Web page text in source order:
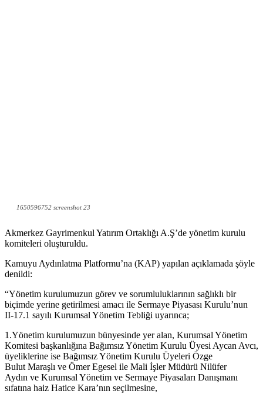
1650596752 screenshot 23
Akmerkez Gayrimenkul Yatırım Ortaklığı A.Ş’de yönetim kurulu
komiteleri oluşturuldu.
Kamuyu Aydınlatma Platformu’na (KAP) yapılan açıklamada şöyle
denildi:
“Yönetim kurulumuzun görev ve sorumluluklarının sağlıklı bir
biçimde yerine getirilmesi amacı ile Sermaye Piyasası Kurulu’nun
II-17.1 sayılı Kurumsal Yönetim Tebliği uyarınca;
1.Yönetim kurulumuzun bünyesinde yer alan, Kurumsal Yönetim
Komitesi başkanlığına Bağımsız Yönetim Kurulu Üyesi Aycan Avcı,
üyeliklerine ise Bağımsız Yönetim Kurulu Üyeleri Özge
Bulut Maraşlı ve Ömer Egesel ile Mali İşler Müdürü Nilüfer
Aydın ve Kurumsal Yönetim ve Sermaye Piyasaları Danışmanı
sıfatına haiz Hatice Kara’nın seçilmesine,